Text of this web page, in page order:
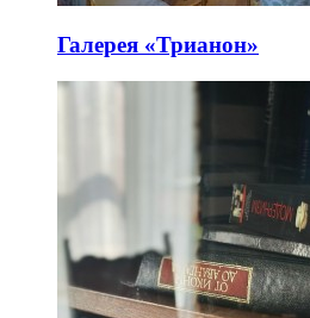
Галерея «Трианон»